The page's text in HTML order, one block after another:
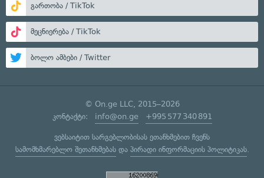
გართობა / TikTok
მეცნიერება / TikTok
ბოლო ამბები / Twitter
© On.ge LLC, 2015–2026
კონტაქტი: info@on.ge +995 577 340 891
ვებსაიტით სარგებლობისას ეთანხმებით ჩვენს
სამომხმარებლო შეთანხმებასდა პირადი ინფორმაციის პოლიტიკას.